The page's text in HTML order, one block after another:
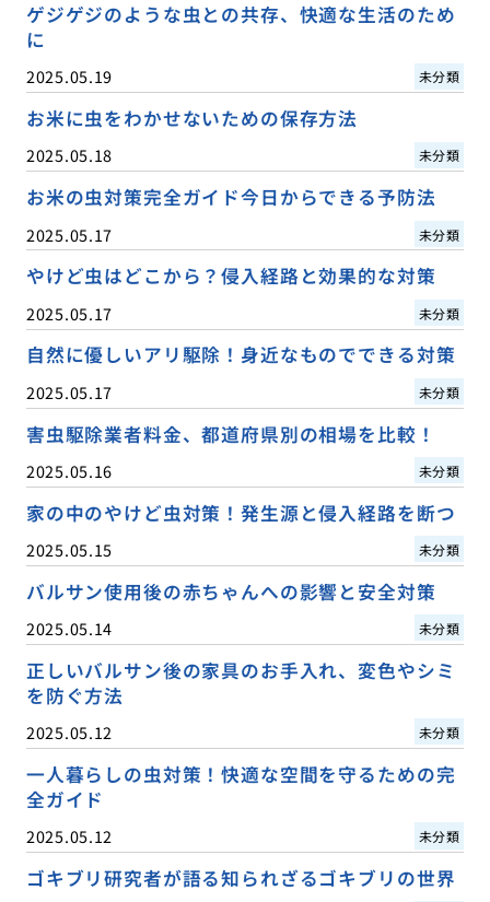
ゲジゲジのような虫との共存、快適な生活のため
に
2025.05.19 未分類
お米に虫をわかせないための保存方法
2025.05.18 未分類
お米の虫対策完全ガイド今日からできる予防法
2025.05.17 未分類
やけど虫はどこから？侵入経路と効果的な対策
2025.05.17 未分類
自然に優しいアリ駆除！身近なものでできる対策
2025.05.17 未分類
害虫駆除業者料金、都道府県別の相場を比較！
2025.05.16 未分類
家の中のやけど虫対策！発生源と侵入経路を断つ
2025.05.15 未分類
バルサン使用後の赤ちゃんへの影響と安全対策
2025.05.14 未分類
正しいバルサン後の家具のお手入れ、変色やシミ
を防ぐ方法
2025.05.12 未分類
一人暮らしの虫対策！快適な空間を守るための完
全ガイド
2025.05.12 未分類
ゴキブリ研究者が語る知られざるゴキブリの世界